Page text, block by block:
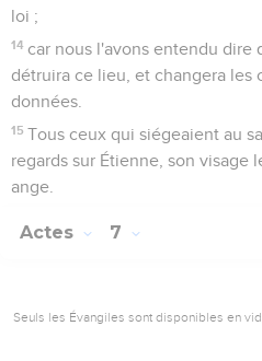
loi ;
14 car nous l'avons entendu dire
détruira ce lieu, et changera les
données.
15 Tous ceux qui siégeaient au
regards sur Étienne, son visage
ange.
Actes 7
Seuls les Évangiles sont disponibles en